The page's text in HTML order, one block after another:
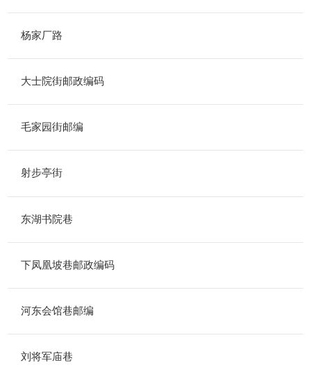
杨家厂路
大士院街邮政编码
毛家园街邮编
射步亭街
东湖书院巷
下凤凰坡巷邮政编码
河东会馆巷邮编
刘将军庙巷